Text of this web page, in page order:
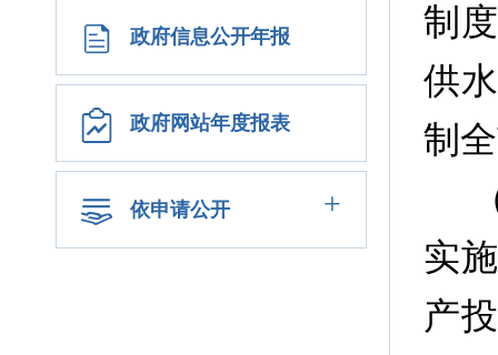
政府信息公开年报
政府网站年度报表
依申请公开 +
制
供
制
实
产